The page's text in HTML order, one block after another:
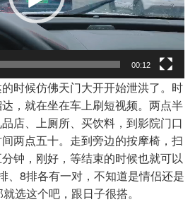
00:12
时候仿佛天门大开开始泄洪了。时
，就在坐在车上刷短视频。两点半
店、上厕所、买饮料，到影院门口
两点五十。走到旁边的按摩椅，扫
钟，刚好，等结束的时候也就可以
、8排各有一对，不知道是情侣还是
选这个吧，跟日子很搭。